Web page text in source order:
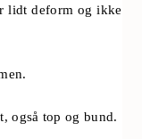
lidt deform og ikke
også top og bund.